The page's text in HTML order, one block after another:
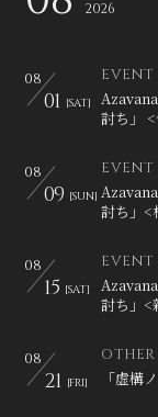
会員登録
2026
08
01 [SAT]
EVENT
討ち」
08
09 [SUN]
EVENT
討ち」<
08
15 [SAT]
EVENT
討ち」<
08
21 [FRI]
OTHER
「虚構